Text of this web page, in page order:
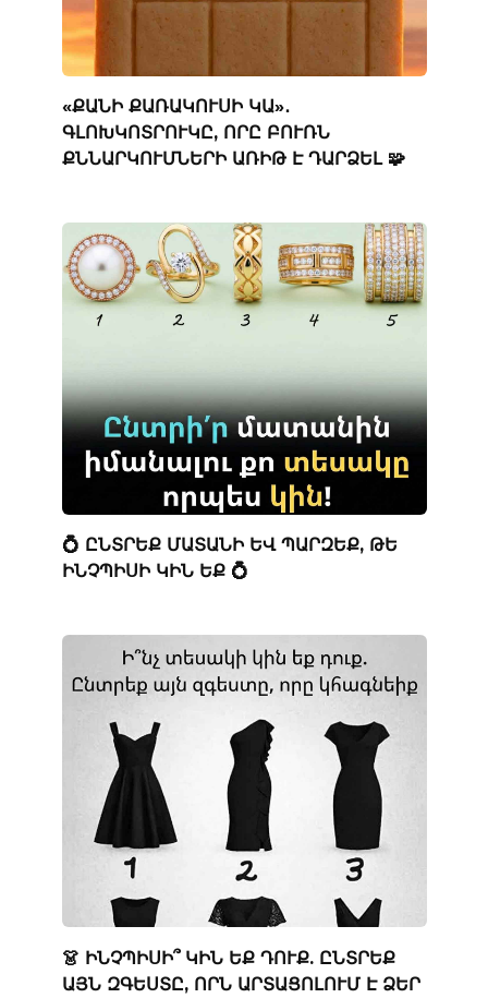
«ՔԱՆԻ ՔԱՌԱԿՈՒՍԻ ԿԱ»․
ԳԼՈԽԿՈՏՐՈՒԿԸ, ՈՐԸ ԲՈՒՌՆ
ՔՆՆԱՐԿՈՒՄՆԵՐԻ ԱՌԻԹ Է ԴԱՐՁԵԼ 🧩
💍 ԸՆՏՐԵՔ ՄԱՏԱՆԻ ԵՎ ՊԱՐԶԵՔ, ԹԵ
ԻՆՉՊԻՍԻ ԿԻՆ ԵՔ 💍
👗 ԻՆՉՊԻՍԻ՞ ԿԻՆ ԵՔ ԴՈՒՔ. ԸՆՏՐԵՔ
ԱՅՆ ԶԳԵՍՏԸ, ՈՐՆ ԱՐՏԱՑՈԼՈՒՄ Է ՁԵՐ